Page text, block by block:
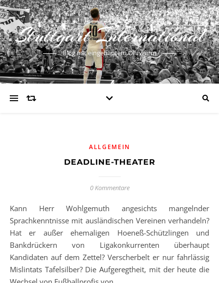
Stuttgart International
Blog mit eingebautem Ohrwurm
ALLGEMEIN
DEADLINE-THEATER
0 Kommentare
Kann Herr Wohlgemuth angesichts mangelnder
Sprachkenntnisse mit ausländischen Vereinen verhandeln?
Hat er außer ehemaligen Hoeneß-Schützlingen und
Bankdrückern von Ligakonkurrenten überhaupt
Kandidaten auf dem Zettel? Verscherbelt er nur fahrlässig
Mislintats Tafelsilber? Die Aufgeregtheit, mit der heute die